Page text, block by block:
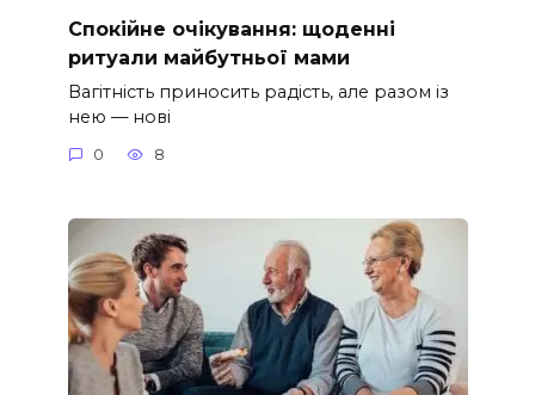
Спокійне очікування: щоденні
ритуали майбутньої мами
Вагітність приносить радість, але разом із
нею — нові
0 8